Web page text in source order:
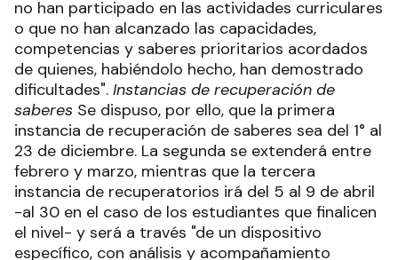
no han participado en las actividades curriculares
o que no han alcanzado las capacidades,
competencias y saberes prioritarios acordados
de quienes, habiéndolo hecho, han demostrado
dificultades". Instancias de recuperación de
saberes Se dispuso, por ello, que la primera
instancia de recuperación de saberes sea del 1° al
23 de diciembre. La segunda se extenderá entre
febrero y marzo, mientras que la tercera
instancia de recuperatorios irá del 5 al 9 de abril
-al 30 en el caso de los estudiantes que finalicen
el nivel- y será a través "de un dispositivo
específico, con análisis y acompañamiento